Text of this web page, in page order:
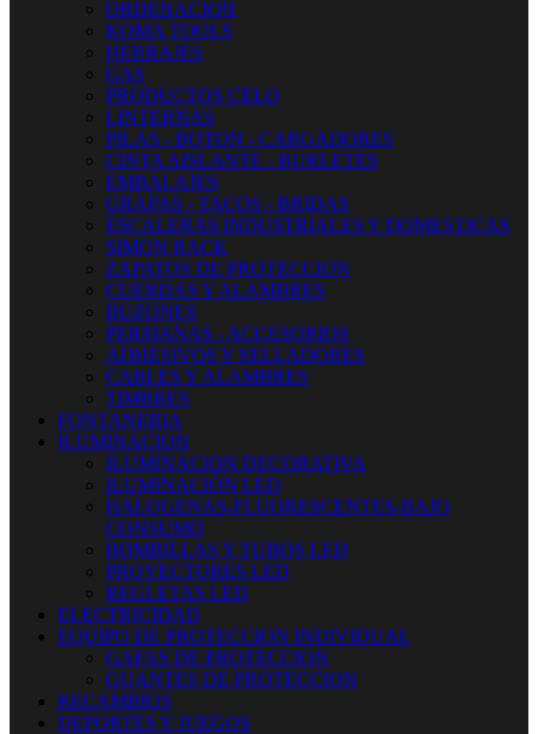
ORDENACION
KOMA TOOLS
HERRAJES
GAS
PRODUCTOS CELO
LINTERNAS
PILAS - BOTON - CARGADORES
CINTA AISLANTE - BURLETES
EMBALAJES
GRAPAS - TACOS - BRIDAS
ESCALERAS INDUSTRIALES Y DOMESTICAS
SIMON RACK
ZAPATOS DE PROTECCION
CUERDAS Y ALAMBRES
BUZONES
PERSIANAS - ACCESORIOS
ADHESIVOS Y SELLADORES
CABLES Y ALAMBRES
TIMBRES
FONTANERIA
ILUMINACION
ILUMINACION DECORATIVA
ILUMINACIÓN LED
HALOGENAS-FLUORESCENTES-BAJO
CONSUMO
BOMBILLAS Y TUBOS LED
PROYECTORES LED
REGLETAS LED
ELECTRICIDAD
EQUIPO DE PROTECCION INDIVIDUAL
GAFAS DE PROTECCION
GUANTES DE PROTECCION
RECAMBIOS
DEPORTES Y JUEGOS